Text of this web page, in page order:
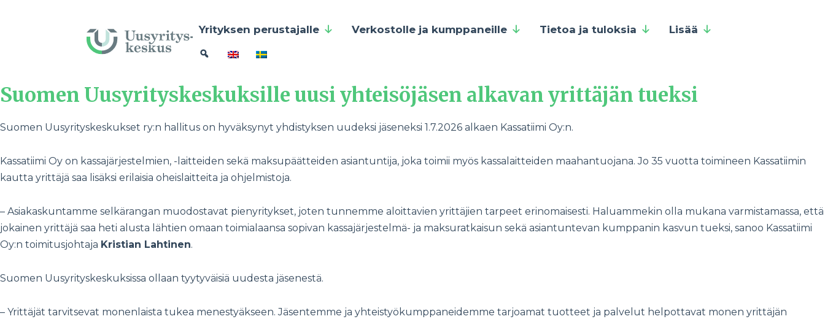
Yrityksen perustajalle Verkostolle ja kumppaneille Tietoa ja tuloksia Lisää
Suomen Uusyrityskeskuksille uusi yhteisöjäsen alkavan yrittäjän tueksi
Suomen Uusyrityskeskukset ry:n hallitus on hyväksynyt yhdistyksen uudeksi jäseneksi 1.7.2026 alkaen Kassatiimi Oy:n.
Kassatiimi Oy on kassajärjestelmien, -laitteiden sekä maksupäätteiden asiantuntija, joka toimii myös kassalaitteiden maahantuojana. Jo 35 vuotta toimineen Kassatiimin
kautta yrittäjä saa lisäksi erilaisia oheislaitteita ja ohjelmistoja.
– Asiakaskuntamme selkärangan muodostavat pienyritykset, joten tunnemme aloittavien yrittäjien tarpeet erinomaisesti. Haluammekin olla mukana varmistamassa, että
jokainen yrittäjä saa heti alusta lähtien omaan toimialaansa sopivan kassajärjestelmä- ja maksuratkaisun sekä asiantuntevan kumppanin kasvun tueksi, sanoo Kassatiimi
Oy:n toimitusjohtaja Kristian Lahtinen.
Suomen Uusyrityskeskuksissa ollaan tyytyväisiä uudesta jäsenestä.
– Yrittäjät tarvitsevat monenlaista tukea menestyäkseen. Jäsentemme ja yhteistyökumppaneidemme tarjoamat tuotteet ja palvelut helpottavat monen yrittäjän